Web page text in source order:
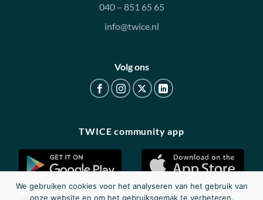
040 – 851 65 65
info@twice.nl
Volg ons
TWICE community app
We gebruiken cookies voor het analyseren van het gebruik van
onze website en om het gebruiksgemak te verbeteren.